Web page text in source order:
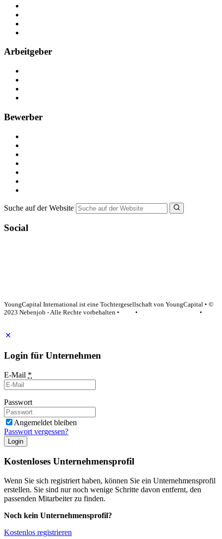
Arbeitgeber
Bewerber
Suche auf der Website
Social
YoungCapital International ist eine Tochtergesellschaft von YoungCapital • ©
2023 Nebenjob - Alle Rechte vorbehalten •
•
•
Login für Unternehmen
E-Mail *
Passwort
Angemeldet bleiben
Passwort vergessen?
Login
Kostenloses Unternehmensprofil
Wenn Sie sich registriert haben, können Sie ein Unternehmensprofil
erstellen. Sie sind nur noch wenige Schritte davon entfernt, den
passenden Mitarbeiter zu finden.
Noch kein Unternehmensprofil?
Kostenlos registrieren